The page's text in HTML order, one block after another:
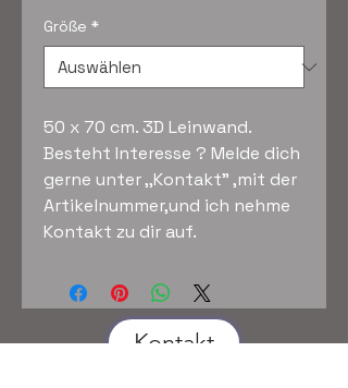
Größe *
50 x 70 cm. 3D Leinwand.
Besteht Interesse ? Melde dich
gerne unter ,,Kontakt" ,mit der
Artikelnummer,und ich nehme
Kontakt zu dir auf.
Kontakt